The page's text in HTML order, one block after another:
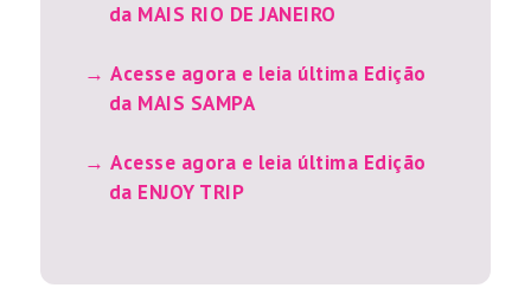
da MAIS RIO DE JANEIRO
Acesse agora e leia última Edição
da MAIS SAMPA
Acesse agora e leia última Edição
da ENJOY TRIP